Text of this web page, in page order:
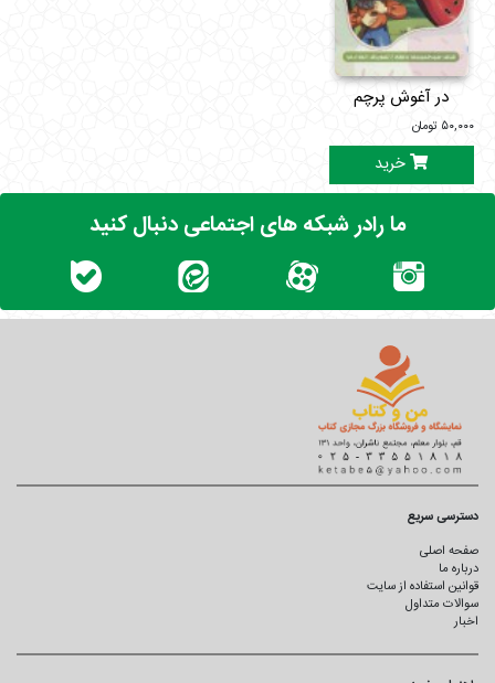
در آغوش پرچم
۵۰,۰۰۰ تومان
خرید
ما رادر شبکه های اجتماعی دنبال کنید
دسترسی سریع
صفحه اصلی
درباره ما
قوانین استفاده از سایت
سوالات متداول
اخبار